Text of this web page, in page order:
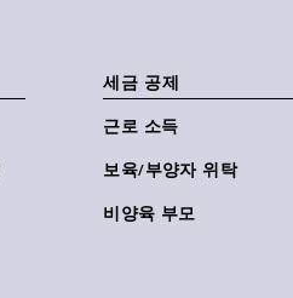
세금 공제
근로 소득
보육/부양자 위탁
비양육 부모